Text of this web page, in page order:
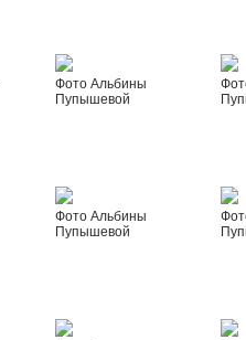
Фото Альбины
Пупышевой
Фото Альбины
Пупышевой